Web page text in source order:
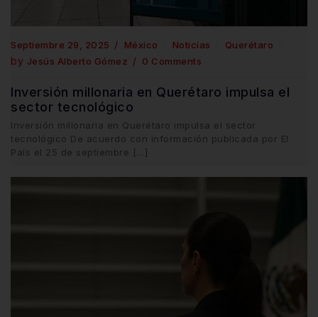
Septiembre 29, 2025 México Noticias Querétaro
by Jesús Alberto Gómez 0 Comments
Inversión millonaria en Querétaro impulsa el
sector tecnológico
Inversión millonaria en Querétaro impulsa el sector
tecnológico De acuerdo con información publicada por El
País el 25 de septiembre […]